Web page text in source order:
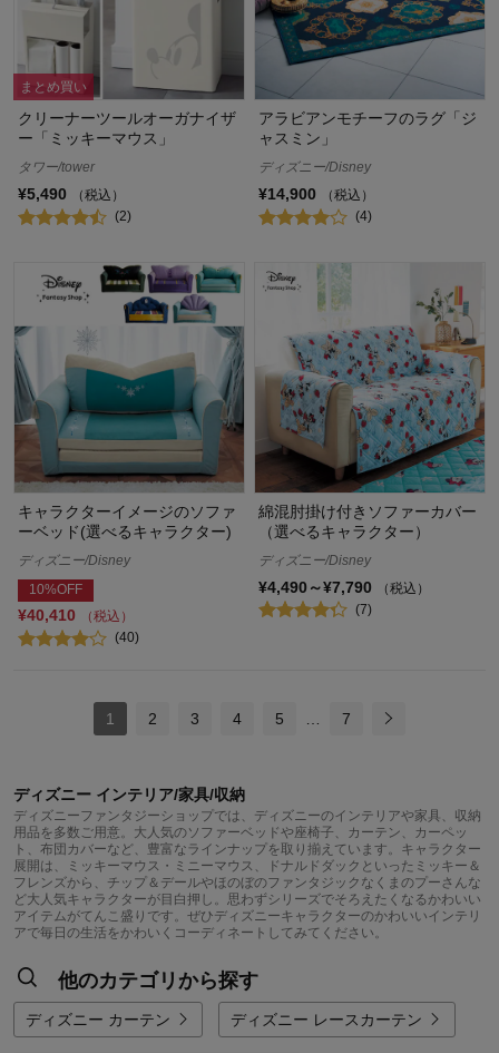
まとめ買い
クリーナーツールオーガナイザ
ー「ミッキーマウス」
タワー/tower
¥5,490
（税込）
(2)
アラビアンモチーフのラグ「ジ
ャスミン」
ディズニー/Disney
¥14,900
（税込）
(4)
キャラクターイメージのソファ
ーベッド(選べるキャラクター)
ディズニー/Disney
10%OFF
¥40,410
（税込）
(40)
綿混肘掛け付きソファーカバー
（選べるキャラクター）
ディズニー/Disney
¥4,490～¥7,790
（税込）
(7)
1 2 3 4 5 7
ディズニー インテリア/家具/収納
ディズニーファンタジーショップでは、ディズニーのインテリアや家具、収納
用品を多数ご用意。大人気のソファーベッドや座椅子、カーテン、カーペッ
ト、布団カバーなど、豊富なラインナップを取り揃えています。キャラクター
展開は、ミッキーマウス・ミニーマウス、ドナルドダックといったミッキー＆
フレンズから、チップ＆デールやほのぼのファンタジックなくまのプーさんな
ど大人気キャラクターが目白押し。思わずシリーズでそろえたくなるかわいい
アイテムがてんこ盛りです。ぜひディズニーキャラクターのかわいいインテリ
アで毎日の生活をかわいくコーディネートしてみてください。
他のカテゴリから探す
ディズニー カーテン ディズニー レースカーテン